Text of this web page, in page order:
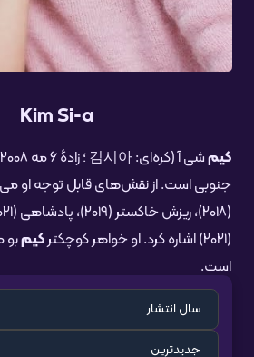
Kim Si-a
کیم
جنوبی است. از نقش‌های قابل توجه او
(۲۰۲۱) اشاره کرد. او خواهر کوچکتر
کیمبو
است.